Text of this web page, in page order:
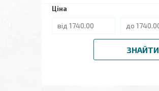
Ціна
ЗНАЙТИ